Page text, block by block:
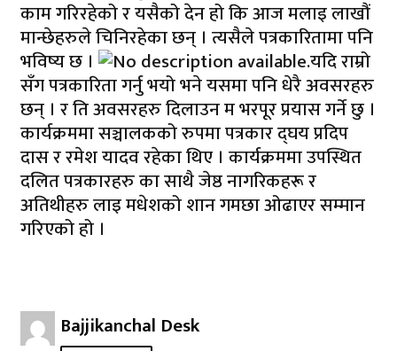
काम गरिरहेको र यसैको देन हो कि आज मलाइ लाखौं
मान्छेहरुले चिनिरहेका छन् । त्यसैले पत्रकारितामा पनि
भविष्य छ । यदि राम्रो
सँग पत्रकारिता गर्नु भयो भने यसमा पनि धेरै अवसरहरु
छन् । र ति अवसरहरु दिलाउन म भरपूर प्रयास गर्ने छु ।
कार्यक्रममा सञ्चालकको रुपमा पत्रकार द्घय प्रदिप
दास र रमेश यादव रहेका थिए । कार्यक्रममा उपस्थित
दलित पत्रकारहरु का साथै जेष्ठ नागरिकहरू र
अतिथीहरु लाइ मधेशको शान गमछा ओढाएर सम्मान
गरिएको हो ।
Bajjikanchal Desk